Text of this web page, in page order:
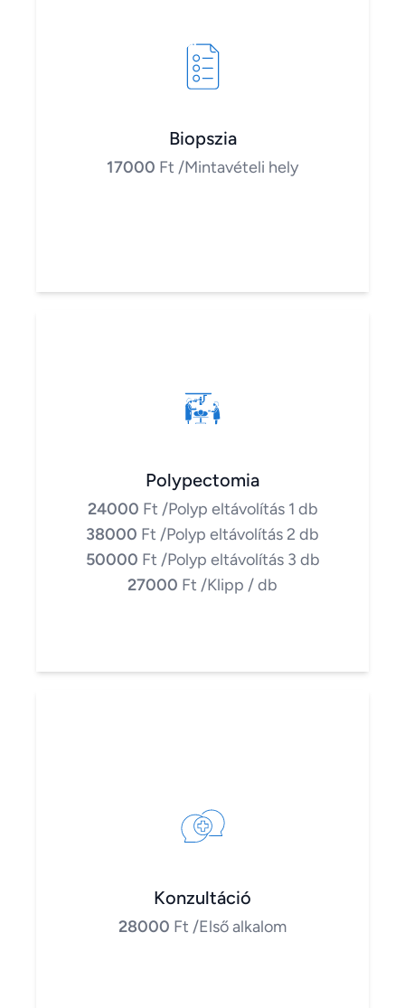
Biopszia
17000 Ft /Mintavételi hely
Polypectomia
24000 Ft /Polyp eltávolítás 1 db
38000 Ft /Polyp eltávolítás 2 db
50000 Ft /Polyp eltávolítás 3 db
27000 Ft /Klipp / db
Konzultáció
28000 Ft /Első alkalom